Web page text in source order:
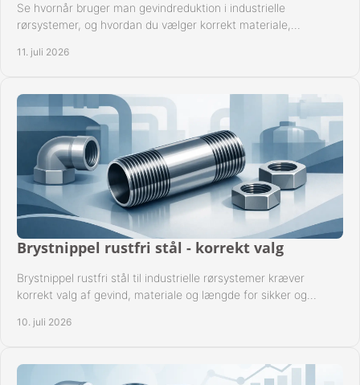
Se hvornår bruger man gevindreduktion i industrielle
rørsystemer, og hvordan du vælger korrekt materiale,
11. juli 2026
Brystnippel rustfri stål - korrekt valg
Brystnippel rustfri stål til industrielle rørsystemer kræver
korrekt valg af gevind, materiale og længde for sikker og
10. juli 2026